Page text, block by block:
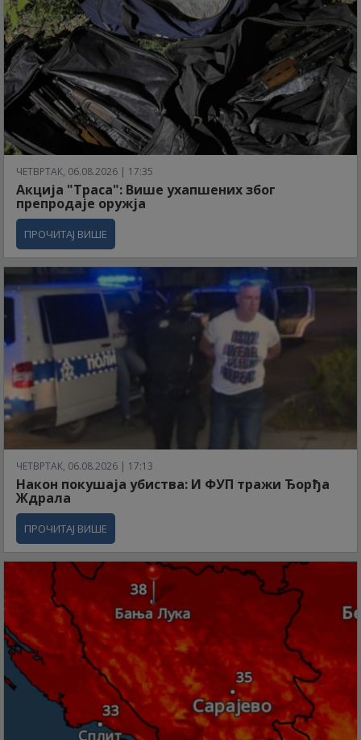
ЧЕТВРТАК, 06.08.2026 | 17:35
Акција "Траса": Више ухапшених због
препродаје оружја
ПРОЧИТАЈ ВИШЕ
ЧЕТВРТАК, 06.08.2026 | 17:13
Након покушаја убиства: И ФУП тражи Ђорђа
Ждрала
ПРОЧИТАЈ ВИШЕ